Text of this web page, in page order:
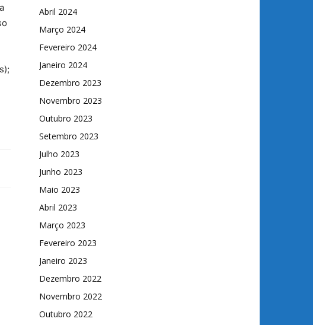
Abril 2024
Março 2024
Fevereiro 2024
Janeiro 2024
Dezembro 2023
Novembro 2023
Outubro 2023
Setembro 2023
Julho 2023
Junho 2023
Maio 2023
Abril 2023
Março 2023
Fevereiro 2023
Janeiro 2023
Dezembro 2022
Novembro 2022
Outubro 2022